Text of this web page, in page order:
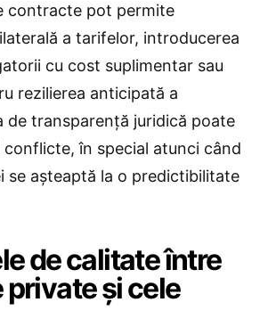
contracte pot permite
a tarifelor, introducerea
cu cost suplimentar sau
rezilierea anticipată a
de transparență juridică poate
în special atunci când
se așteaptă la o predictibilitate
de calitate între
și cele